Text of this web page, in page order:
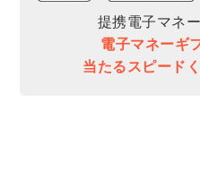
提携電子マネ
電子マネーギ
当たるスピード